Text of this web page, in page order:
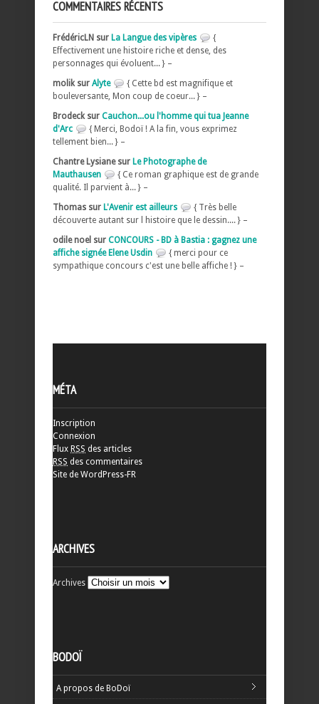
COMMENTAIRES RÉCENTS
FrédéricLN sur La Langue des vipères
{
Effectivement une histoire riche et dense, des
personnages qui évoluent... } –
molik sur Alyte
{ Cette bd est magnifique et
bouleversante, Mon coup de coeur... } –
Brodeck sur Cauchon...ou l'homme qui tua Jeanne
d'Arc
{ Merci, Bodoï ! A la fin, vous exprimez
tellement bien... } –
Chantre Lysiane sur Le Photographe de
Mauthausen
{ Ce roman graphique est de grande
qualité. Il parvient à... } –
Thomas sur L'Avenir est ailleurs
{ Très belle
découverte autant sur l histoire que le dessin.... } –
odile noel sur CONCOURS - BD à Bastia : gagnez une
affiche signée Elene Usdin
{ merci pour ce
sympathique concours c'est une belle affiche ! } –
MÉTA
Inscription
Connexion
Flux RSS des articles
RSS des commentaires
Site de WordPress-FR
ARCHIVES
Archives
BODOÏ
A propos de BoDoï